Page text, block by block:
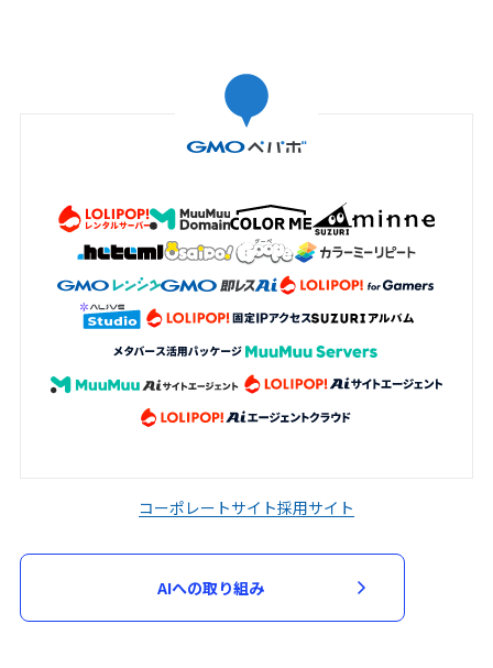
コーポレートサイト採用サイト
AIへの取り組み